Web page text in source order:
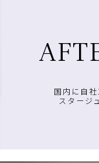
国内に自
スタージ